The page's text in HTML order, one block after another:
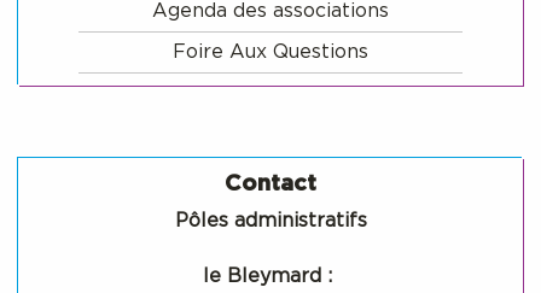
Agenda des associations
Foire Aux Questions
Contact
Pôles administratifs
le Bleymard :